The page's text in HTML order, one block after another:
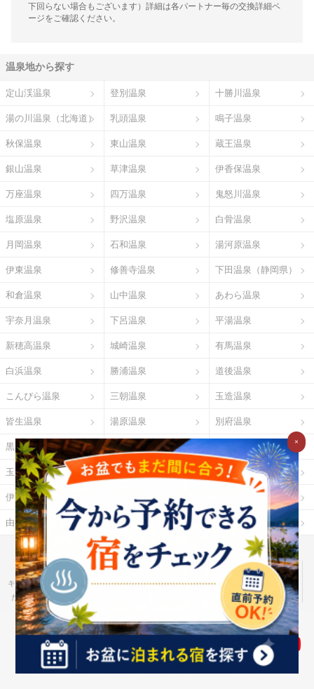
下回らない場合もございます）詳細は各パートナー毎の交換詳細ペ
ージをご確認ください。
温泉地から探す
定山渓温泉 登別温泉 十勝川温泉
湯の川温泉（北海道） 乳頭温泉 鳴子温泉
秋保温泉 東山温泉 蔵王温泉
銀山温泉 草津温泉 伊香保温泉
万座温泉 四万温泉 鬼怒川温泉
塩原温泉 野沢温泉 白骨温泉
月岡温泉 石和温泉 湯河原温泉
伊東温泉 修善寺温泉 下田温泉（静岡県）
和倉温泉 山中温泉 あわら温泉
宇奈月温泉 下呂温泉 平湯温泉
新穂高温泉 城崎温泉 有馬温泉
白浜温泉 勝浦温泉 道後温泉
こんぴら温泉 三朝温泉 玉造温泉
皆生温泉 湯原温泉 別府温泉
黒川温泉 霧島温泉 酸ヶ湯温泉
玉川温泉 日光湯元温泉 箱根温泉
伊勢・鳥羽温泉 志摩温泉 大歩危祖谷温泉
由布院温泉 熱海温泉 指宿温泉
お湯たびとは ご利用ガイド Ｇポイント
Ｇランキング だれどこ ocruyo お湯たび
わたしと、暮らし。
キテミヨ
ベストオイシー モノスポ 野に行く。 カウナラ
ミツケヨ
たびゆかし
Ｇ-Ranking 推し活 ハーブ酒のススメ
×